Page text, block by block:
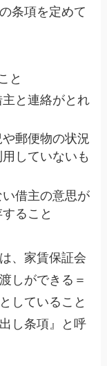
条項を定めて
と
と連絡がとれ
郵便物の状況
していないも
借主の意思が
ること
、家賃保証会
しができる＝
していること
し条項』と呼